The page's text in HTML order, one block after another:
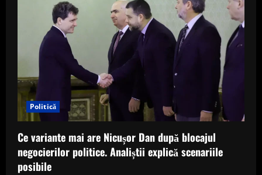
de
ce
întârzie
Nicușor
desemnarea
unui
premier.
„Nu
vrea
să
aleagă
clar
o
tabără”
Politică
Ce variante mai are Nicușor Dan după blocajul
negocierilor politice. Analiștii explică scenariile
posibile